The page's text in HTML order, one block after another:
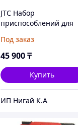
JTC Набор
приспособлений для
дизель (PEUGEOT
CITROEN JAGUAR LAND
Под заказ
45 900₸
Купить
ИП Нигай К.А